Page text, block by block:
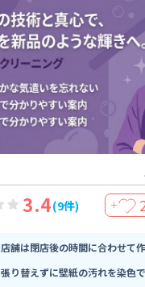
3.4(9件) ＋
店舗は閉店後の時間に合わせて
張り替えずに壁紙の汚れを染色